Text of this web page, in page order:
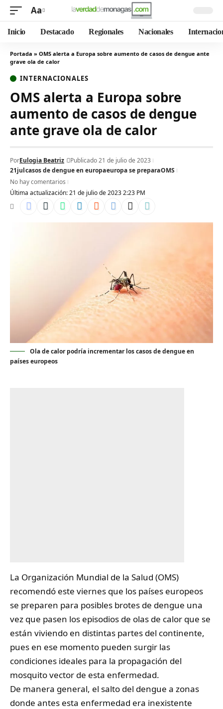
Aa
Inicio Destacado Regionales Nacionales
Portada » OMS alerta a Europa sobre aumento de casos de dengue ante
grave ola de calor
INTERNACIONALES
OMS alerta a Europa sobre
aumento de casos de dengue
ante grave ola de calor
Última actualización: 21 de julio de 2023 2:23 PM
PorEulogia Beatriz
Publicado 21 de julio de 2023
21julcasos de dengue en europaeuropa se preparaOMS
No hay comentarios
Ola de calor podría incrementar los casos de dengue en
países europeos
La Organización Mundial de la Salud (OMS)
recomendó este viernes que los países europeos
se preparen para posibles brotes de dengue una
vez que pasen los episodios de olas de calor que se
están viviendo en distintas partes del continente,
pues en ese momento pueden surgir las
condiciones ideales para la propagación del
mosquito vector de esta enfermedad.
De manera general, el salto del dengue a zonas
donde antes esta enfermedad era inexistente